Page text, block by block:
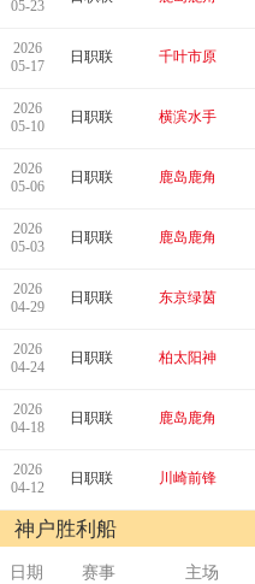
05-23
2026
05-17
日职联 千叶市原
2026
05-10
日职联 横滨水手
2026
05-06
日职联 鹿岛鹿角
2026
05-03
日职联 鹿岛鹿角
2026
04-29
日职联 东京绿茵
2026
04-24
日职联 柏太阳神
2026
04-18
日职联 鹿岛鹿角
2026
04-12
日职联 川崎前锋
神户胜利船
日期 赛事 主场